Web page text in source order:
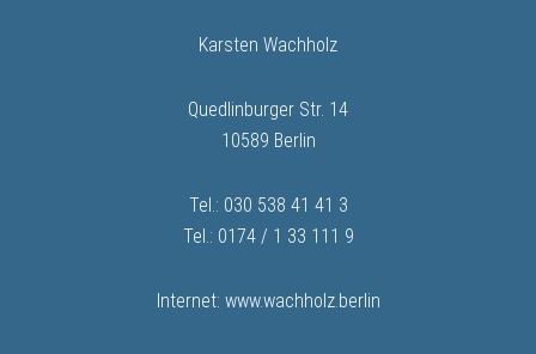
Karsten Wachholz
Quedlinburger Str. 14
10589 Berlin
Tel.: 030 538 41 41 3
Tel.: 0174 / 1 33 111 9
Internet: www.wachholz.berlin